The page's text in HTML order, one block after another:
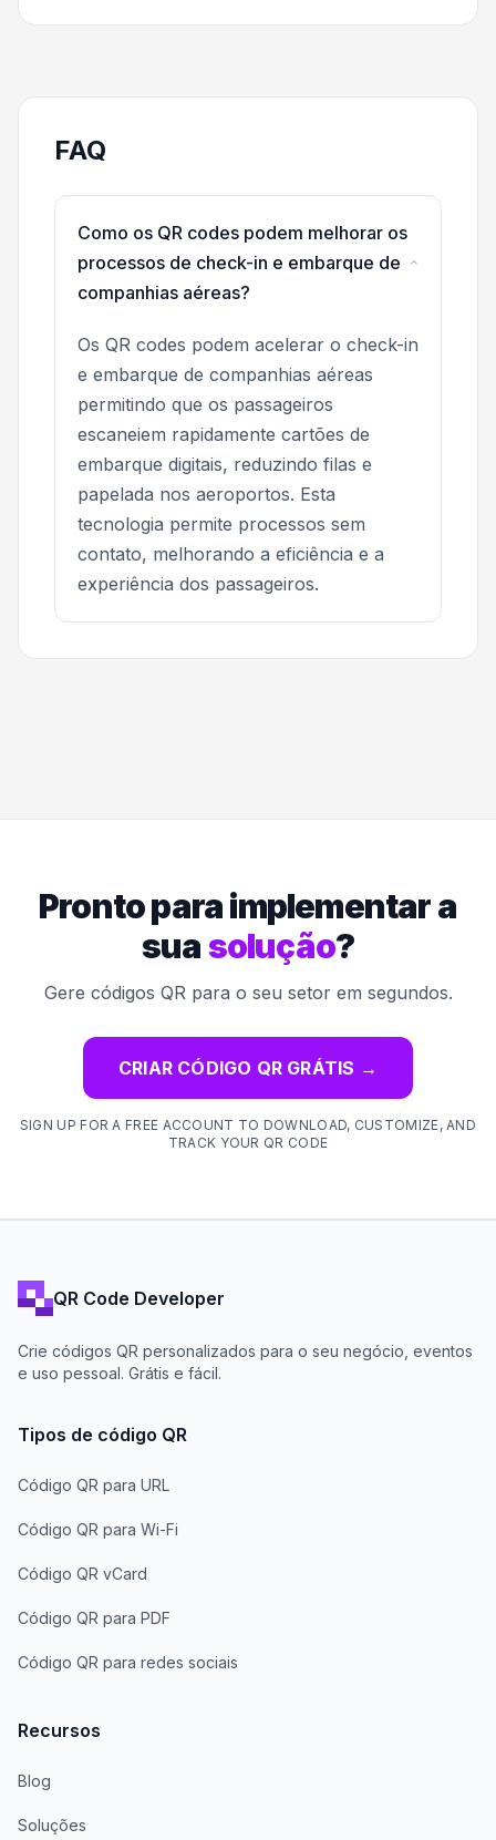
FAQ
Como os QR codes podem melhorar os
processos de check-in e embarque de
companhias aéreas?
Os QR codes podem acelerar o check-in
e embarque de companhias aéreas
permitindo que os passageiros
escaneiem rapidamente cartões de
embarque digitais, reduzindo filas e
papelada nos aeroportos. Esta
tecnologia permite processos sem
contato, melhorando a eficiência e a
experiência dos passageiros.
Pronto para implementar a
suasolução?
Gere códigos QR para o seu setor em segundos.
CRIAR CÓDIGO QR GRÁTIS →
SIGN UP FOR A FREE ACCOUNT TO DOWNLOAD, CUSTOMIZE, AND
TRACK YOUR QR CODE
QR Code Developer
Crie códigos QR personalizados para o seu negócio, eventos
e uso pessoal. Grátis e fácil.
Tipos de código QR
Código QR para URL
Código QR para Wi-Fi
Código QR vCard
Código QR para PDF
Código QR para redes sociais
Recursos
Blog
Soluções